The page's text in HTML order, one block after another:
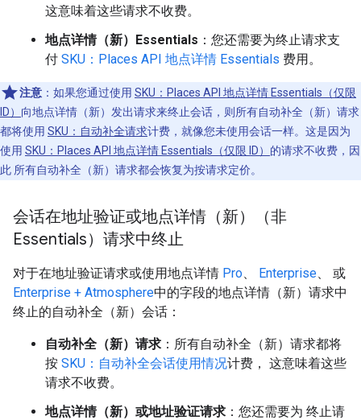
这意味着这些请求不收费。
地点详情（新）Essentials ：您还需要为终止请求支
付 SKU：Places API 地点详情 Essentials 费用。
注意 ：如果您通过使用 SKU：Places API 地点详情 Essentials（仅限
ID） 向地点详情（新）发出请求来终止会话，则所有自动补全（新）请求
都将使用 SKU：自动补全请求计费，就像您未使用会话一样。这是因为
使用 SKU：Places API 地点详情 Essentials（仅限 ID） 的请求不收费，因
此 所有自动补全（新）请求都会恢复为按请求定价。
会话在地址验证或地点详情（新）（非
Essentials）请求中终止
对于在地址验证请求或使用地点详情 Pro、 Enterprise、 或
Enterprise + Atmosphere中的字段的地点详情（新）请求中
终止的自动补全（新）会话：
自动补全（新）请求 ：所有自动补全（新）请求都将
按 SKU：自动补全会话使用情况计费， 这意味着这些
请求不收费。
地点详情（新）或地址验证请求 ：您还需要为 终止请